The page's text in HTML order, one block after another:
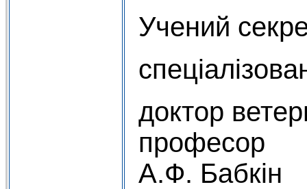
Учений
доктор
А.Ф. Бабкін